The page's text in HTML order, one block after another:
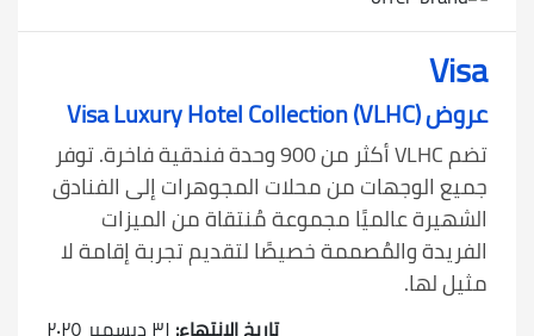
Visa
عروض Visa Luxury Hotel Collection (VLHC)
تضم VLHC أكثر من 900 وحدة فندقية فاخرة. توفر
جميع الوجهات من محلات المجوهرات إلى الفنادق
الشهيرة عالميًا مجموعة مُنتقاة من الميزات
الفريدة والمُصممة خصيصًا لتقديم تجربة إقامة لا
مثيل لها.
تاريخ الانتهاء: ٣١ ديسمبر ٢٠٢٥